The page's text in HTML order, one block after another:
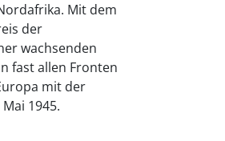
Mit dem
der
wachsenden
fast allen Fronten
mit der
1945.